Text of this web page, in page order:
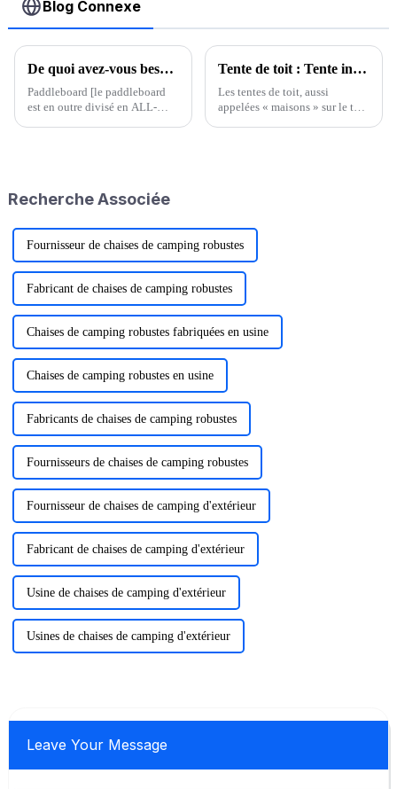
Blog Connexe
De quoi avez-vous besoin pour un ensemble de paddleboard ?
Paddleboard [le paddleboard
est en outre divisé en ALL-
augmenter l'abi...
Tente de toit : Tente installée sur le toit d'une voiture
Les tentes de toit, aussi
appelées « maisons » sur le toit
Recherche Associée
Fournisseur de chaises de camping robustes
Fabricant de chaises de camping robustes
Chaises de camping robustes fabriquées en usine
Chaises de camping robustes en usine
Fabricants de chaises de camping robustes
Fournisseurs de chaises de camping robustes
Fournisseur de chaises de camping d'extérieur
Fabricant de chaises de camping d'extérieur
Usine de chaises de camping d'extérieur
Usines de chaises de camping d'extérieur
Leave Your Message